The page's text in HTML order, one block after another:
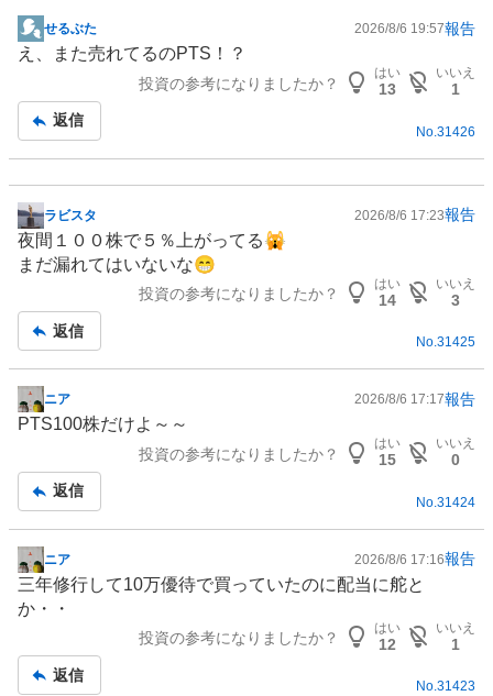
掲
示
事
せるぶた 2026/8/6 19:57報告
え、また売れてるのPTS！？
投資の参考になりましたか？
はい
13
いいえ
1
返信
No. 31426
掲
示
板
ラビスタ 2026/8/6 17:23報告
夜間１００株で５％上がってる🙀
まだ漏れてはいないな😁
投資の参考になりましたか？
はい
14
いいえ
3
返信
No.31425
掲
示
事
ニア 2026/8/6 17:17報告
PTS100株だけよ～～
投資の参考になりましたか？
はい
15
いいえ
0
返信
No. 31424
掲
示
板
ニア 2026/8/6 17:16報告
三年修行して10万優待で買っていたのに配当に舵と
か・・
投資の参考になりましたか？
はい
12
いいえ
1
返信
No.31423